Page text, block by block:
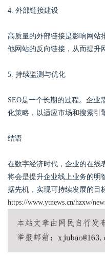
4. 外部链接建设
高质量的外部链接是影响网站
他网站的反向链接，从而提升
5. 持续监测与优化
SEO是一个长期的过程。企业
化策略，以适应市场和搜索引
结语
在数字经济时代，企业的在线
将会是提升企业线上业务的明
据先机，实现可持续发展的目
https://www.ytnews.cn/hzxw/